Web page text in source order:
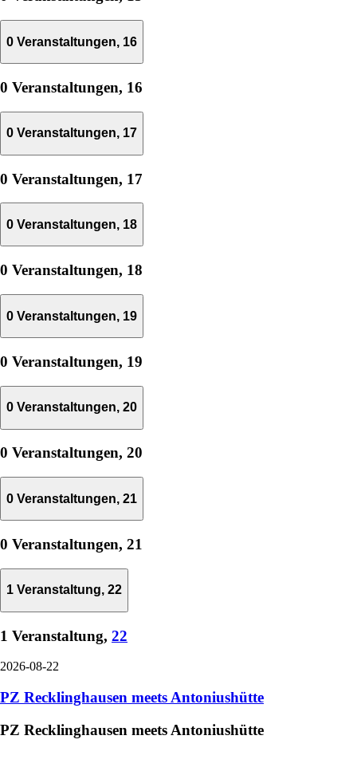
0 Veranstaltungen, 16
0 Veranstaltungen, 16
0 Veranstaltungen, 17
0 Veranstaltungen, 17
0 Veranstaltungen, 18
0 Veranstaltungen, 18
0 Veranstaltungen, 19
0 Veranstaltungen, 19
0 Veranstaltungen, 20
0 Veranstaltungen, 20
0 Veranstaltungen, 21
0 Veranstaltungen, 21
1 Veranstaltung, 22
1 Veranstaltung, 22
2026-08-22
PZ Recklinghausen meets Antoniushütte
PZ Recklinghausen meets Antoniushütte